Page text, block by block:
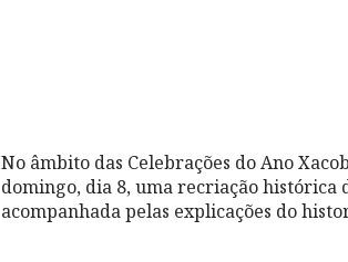
No âmbito das Celebrações do Ano
domingo, dia 8, uma recriação histórica
acompanhada pelas explicações do